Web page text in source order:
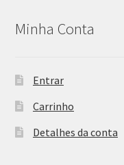
Minha Conta
Entrar
Carrinho
Detalhes da conta